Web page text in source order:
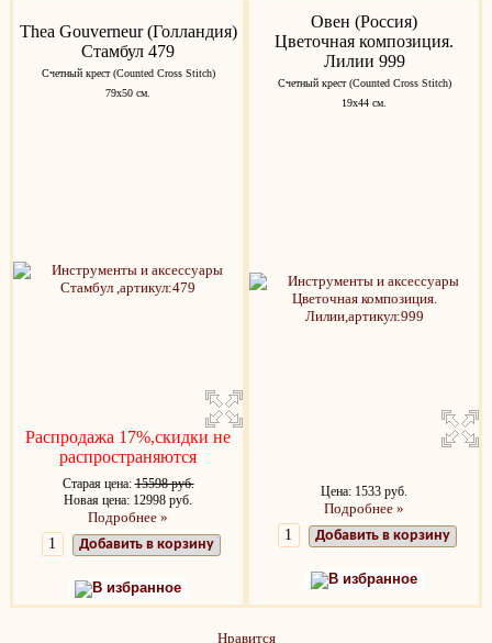
Thea Gouverneur (Голландия)
Стамбул 479
Счетный крест (Counted Cross Stitch)
79х50 см.
Распродажа 17%,скидки не
распространяются
Старая цена:15598 руб.
Новая цена: 12998 руб.
Подробнее »
Добавить в корзину
В избранное
Овен (Россия)
Цветочная композиция.
Лилии 999
Счетный крест (Counted Cross Stitch)
19х44 см.
Цена: 1533 руб.
Подробнее »
Добавить в корзину
В избранное
Нравится